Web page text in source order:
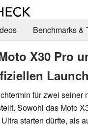
Benchmarks &
X30 Pro
für zwei seiner
Sowohl das Moto
starten dürfte, als